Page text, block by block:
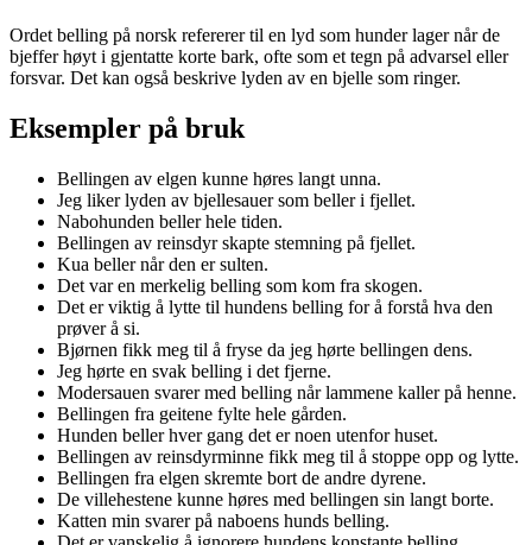
Ordet belling på norsk refererer til en lyd som hunder lager når de
bjeffer høyt i gjentatte korte bark, ofte som et tegn på advarsel eller
forsvar. Det kan også beskrive lyden av en bjelle som ringer.
Eksempler på bruk
Bellingen av elgen kunne høres langt unna.
Jeg liker lyden av bjellesauer som beller i fjellet.
Nabohunden beller hele tiden.
Bellingen av reinsdyr skapte stemning på fjellet.
Kua beller når den er sulten.
Det var en merkelig belling som kom fra skogen.
Det er viktig å lytte til hundens belling for å forstå hva den
prøver å si.
Bjørnen fikk meg til å fryse da jeg hørte bellingen dens.
Jeg hørte en svak belling i det fjerne.
Modersauen svarer med belling når lammene kaller på henne.
Bellingen fra geitene fylte hele gården.
Hunden beller hver gang det er noen utenfor huset.
Bellingen av reinsdyrminne fikk meg til å stoppe opp og lytte.
Bellingen fra elgen skremte bort de andre dyrene.
De villehestene kunne høres med bellingen sin langt borte.
Katten min svarer på naboens hunds belling.